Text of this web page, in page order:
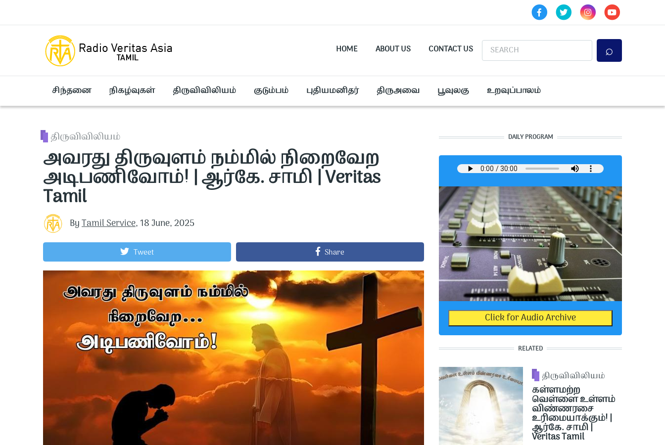
HOME ABOUT US CONTACT US Search
சிந்தனை நிகழ்வுகள் திருவிவிலியம் குடும்பம் புதியமனிதர் திருஅவை பூவுலகு உறவுப்பாலம்
திருவிவிலியம்
அவரது திருவுளம் நம்மில் நிறைவேற
அடிபணிவோம்! | ஆர்கே. சாமி | Veritas
Tamil
ByTamil Service,18 June, 2025
Tweet Share
DAILY PROGRAM
Click for Audio Archive
RELATED
திருவிவிலியம்
கள்ளமற்ற
வெள்ளை உள்ளம்
விண்ணரசை
உரிமையாக்கும்! |
ஆர்கே. சாமி |
Veritas Tamil